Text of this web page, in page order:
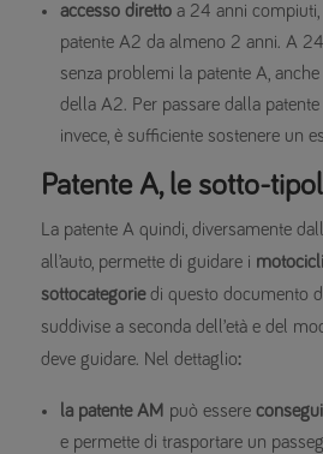
accesso diretto a 24 anni
patente A2 da almeno 2 anni. A
senza problemi la patente A,
della A2. Per passare dalla
invece, è sufficiente sostenere un
Patente A, le sotto-
La patente A quindi, diversamente
all’auto, permette di guidare i motocicli
sottocategoriedi questo documento
suddivise a seconda dell’età e del
deve guidare. Nel dettaglio:
la patente AM può essere
e permette di trasportare un